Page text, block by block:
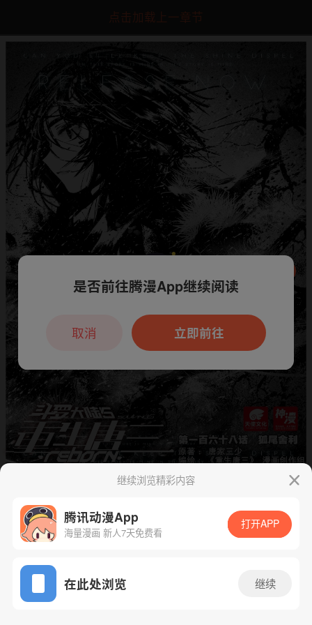
点击加载上一章节
App免费看
下一话 腾漫App免费看
继续浏览精彩内容
腾讯动漫App
海量漫画 新人7天免费看
打开APP
在此处浏览 继续
本章节仅支持App阅读，可打开App新用
户7天免费看
是否前往腾漫App继续阅读
立即前往
取消